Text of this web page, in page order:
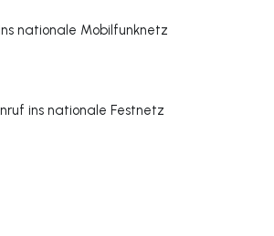
nationale Mobilfunknetz
ins nationale Festnetz